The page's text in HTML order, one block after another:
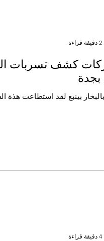
كشف تسربات
بينبع لقد استطاعت هذة
2 دقيقة قراءة
4 دقيقة قراءة